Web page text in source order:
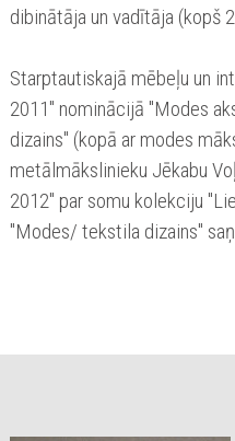
dibinātāja un vadītāja (kopš
Starptautiskajā mēbeļu un
2011" nominācijā "Modes
dizains" (kopā ar modes
metālmākslinieku Jēkabu
2012" par somu kolekciju
"Modes/ tekstila dizains"